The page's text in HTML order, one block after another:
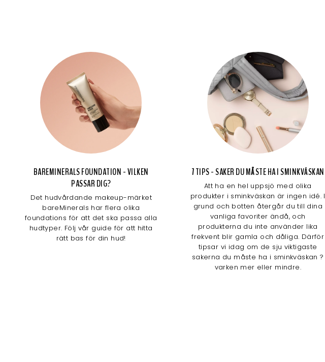
BAREMINERALS FOUNDATION - VILKEN
PASSAR DIG?
Det hudvårdande makeup-märket
bareMinerals har flera olika
foundations för att det ska passa alla
hudtyper. Följ vår guide för att hitta
rätt bas för din hud!
7 TIPS - SAKER DU MÅSTE HA I SMINKVÄSKAN
Att ha en hel uppsjö med olika
produkter i sminkväskan är ingen idé. I
grund och botten återgår du till dina
vanliga favoriter ändå, och
produkterna du inte använder lika
frekvent blir gamla och dåliga. Därför
tipsar vi idag om de sju viktigaste
sakerna du måste ha i sminkväskan ?
varken mer eller mindre.